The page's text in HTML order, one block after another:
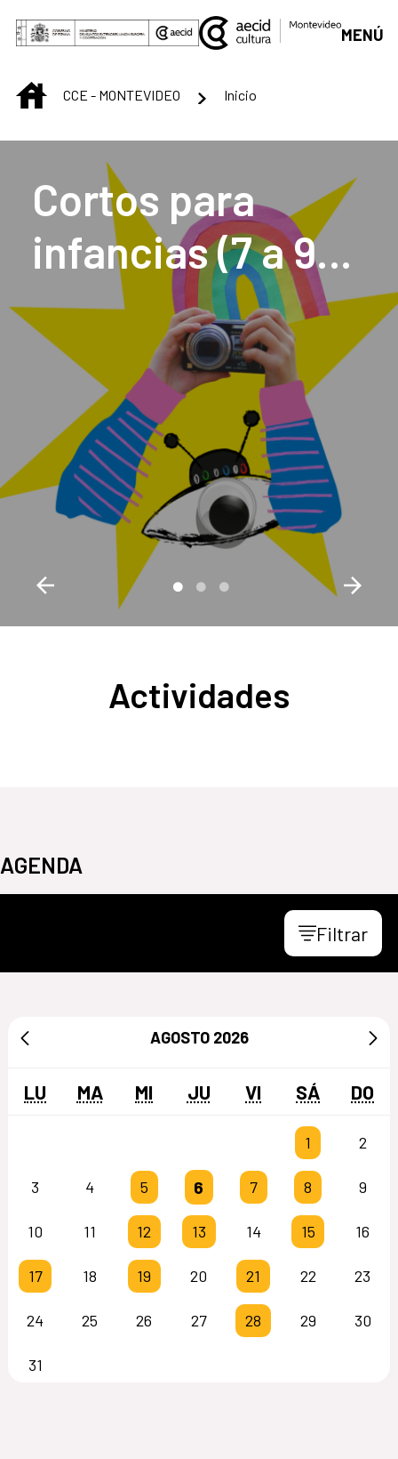
Saltar al contenido principal
MENÚ
INICIOCCE - MONTEVIDEO Inicio
Centro Cultural de
Cortos para
infancias (7 a 9
años)
Actividades
AGENDA
Filtrar
AGOSTO 2026
LU MA MI JU VI SÁ DO
1 2
3 4 5 6 7 8 9
10 11 12 13 14 15 16
17 18 19 20 21 22 23
24 25 26 27 28 29 30
31